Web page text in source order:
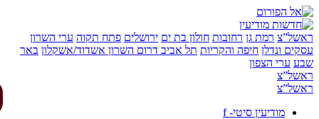
רמת גן רחובות חולון בת ים ירושלים פתח תקוה ערי השרון
ונדלן חיפה והקריות תל אביבדרום השרוןאשדוד/אשקלון באר
ערי הצפון
מודיעין סיטי- f